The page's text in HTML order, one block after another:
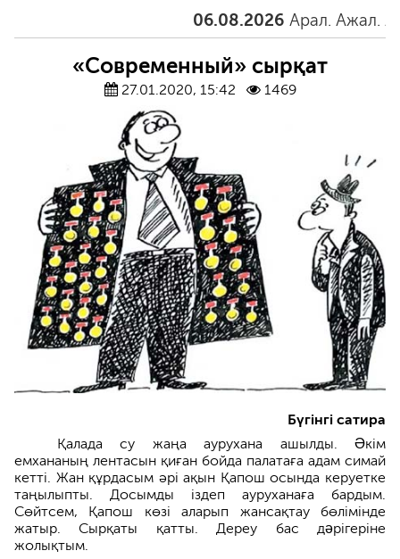
06.08.2026 Арал. Ажал.
«Современный» сырқат
27.01.2020, 15:42 1469
Бүгінгі сатира
Қалада су жаңа аурухана ашылды. Əкім
емхананың лентасын қиған бойда палатаға адам симай
кетті. Жан құрдасым әрі ақын Қапош осында керуетке
таңылыпты. Досымды іздеп ауруханаға бардым.
Сөйтсем, Қапош көзі аларып жансақтау бөлімінде
жатыр. Сырқаты қатты. Дереу бас дəрігеріне
жолықтым.